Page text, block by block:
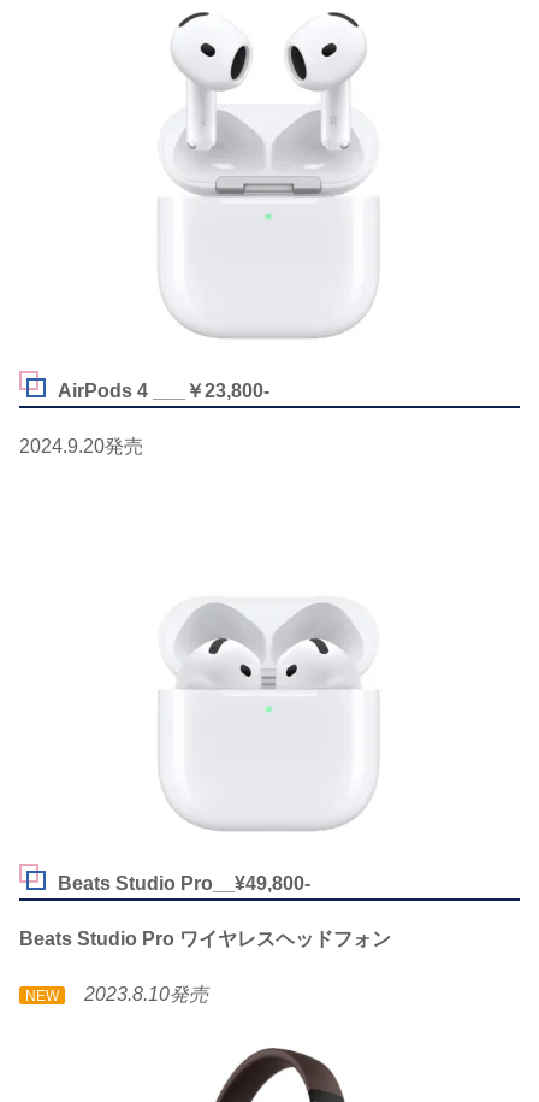
AirPods 4 ___￥23,800-
2024.9.20発売
Beats Studio Pro__¥49,800-
Beats Studio Pro ワイヤレスヘッドフォン
NEW 2023.8.10発売